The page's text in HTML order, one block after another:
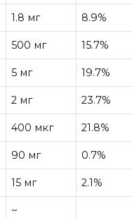
1.8 мг 8.9%
500 мг 15.7%
5 мг 19.7%
2 мг 23.7%
400 мкг 21.8%
90 мг 0.7%
15 мг 2.1%
~